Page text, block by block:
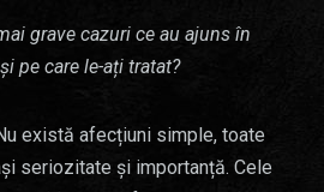
grave cazuri ce au ajuns în
pe care le-ați tratat?
există afecțiuni simple, toate
seriozitate și importanță. Cele